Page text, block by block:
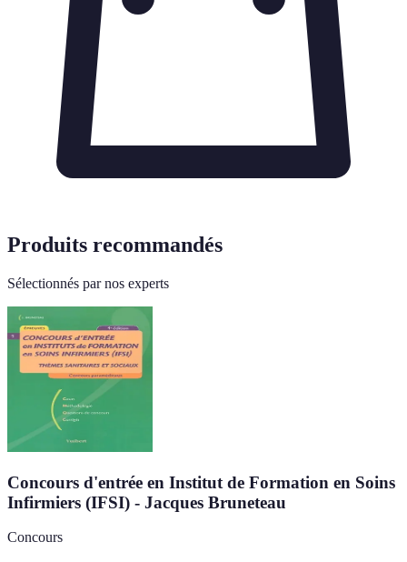
Produits recommandés
Sélectionnés par nos experts
Concours d'entrée en Institut de Formation en Soins
Infirmiers (IFSI) - Jacques Bruneteau
Concours